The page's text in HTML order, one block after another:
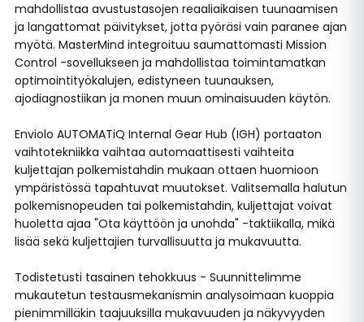
mahdollistaa avustustasojen reaaliaikaisen tuunaamisen
ja langattomat päivitykset, jotta pyöräsi vain paranee ajan
myötä. MasterMind integroituu saumattomasti Mission
Control -sovellukseen ja mahdollistaa toimintamatkan
optimointityökalujen, edistyneen tuunauksen,
ajodiagnostiikan ja monen muun ominaisuuden käytön.
Enviolo AUTOMATiQ Internal Gear Hub (IGH) portaaton
vaihtotekniikka vaihtaa automaattisesti vaihteita
kuljettajan polkemistahdin mukaan ottaen huomioon
ympäristössä tapahtuvat muutokset. Valitsemalla halutun
polkemisnopeuden tai polkemistahdin, kuljettajat voivat
huoletta ajaa "Ota käyttöön ja unohda" -taktiikalla, mikä
lisää sekä kuljettajien turvallisuutta ja mukavuutta.
Todistetusti tasainen tehokkuus - Suunnittelimme
mukautetun testausmekanismin analysoimaan kuoppia
pienimmilläkin taajuuksilla mukavuuden ja näkyvyyden